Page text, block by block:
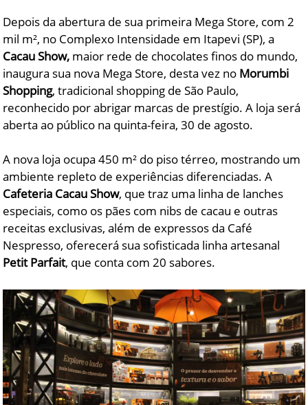
Depois da abertura de sua primeira Mega Store, com 2
mil m², no Complexo Intensidade em Itapevi (SP), a
Cacau Show, maior rede de chocolates finos do mundo,
inaugura sua nova Mega Store, desta vez no Morumbi
Shopping, tradicional shopping de São Paulo,
reconhecido por abrigar marcas de prestígio. A loja será
aberta ao público na quinta-feira, 30 de agosto.
A nova loja ocupa 450 m² do piso térreo, mostrando um
ambiente repleto de experiências diferenciadas. A
Cafeteria Cacau Show, que traz uma linha de lanches
especiais, como os pães com nibs de cacau e outras
receitas exclusivas, além de expressos da Café
Nespresso, oferecerá sua sofisticada linha artesanal
Petit Parfait, que conta com 20 sabores.